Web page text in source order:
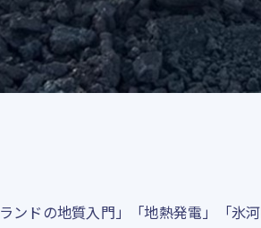
ドの地質入門」「地熱発電」「氷